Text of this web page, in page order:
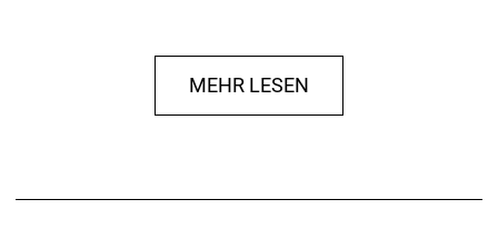
: TRP EVO PRO
: TRP RC03E
Bremsscheibe vorne: TRP RC03E
MEHR LESEN